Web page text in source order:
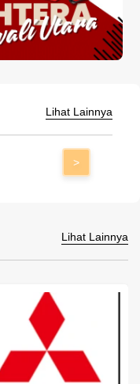
Lihat Lainnya
>
Lihat Lainnya